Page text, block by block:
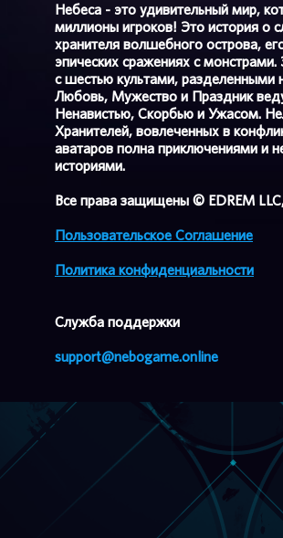
Небеса - это удивительный мир,
миллионы игроков! Это история о
хранителя волшебного острова,
эпических сражениях с монстрами.
с шестью культами, разделенными
Любовь, Мужество и Праздник
Ненавистью, Скорбью и Ужасом.
Хранителей, вовлеченных в
аватаров полна приключениями и
историями.
Все права защищены © EDREM
Пользовательское Соглашение
Политика конфиденциальности
Cлужба поддержки
support@nebogame.online